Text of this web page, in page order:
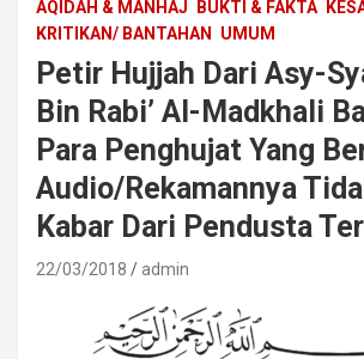
AQIDAH & MANHAJ BUKTI & FAKTA
KRITIKAN/ BANTAHAN
UMUM
Petir Hujjah Dari Asy-
Bin Rabi’ Al-Madkhali
Para Penghujat Yang
Audio/Rekamannya
Kabar Dari Pendusta
22/03/2018 admin